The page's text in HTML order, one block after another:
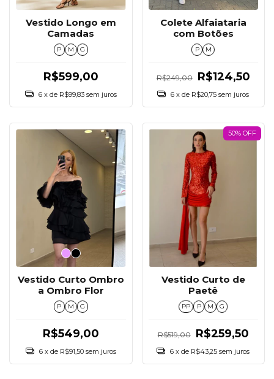
Vestido Longo em
Camadas
P M G
R$599,00
6 x de R$99,83 sem juros
Colete Alfaiataria
com Botões
P M
R$249,00 R$124,50
6 x de R$20,75 sem juros
Vestido Curto Ombro
a Ombro Flor
P M G
R$549,00
6 x de R$91,50 sem juros
50% OFF
Vestido Curto de
Paetê
PP P M G
R$519,00 R$259,50
6 x de R$43,25 sem juros